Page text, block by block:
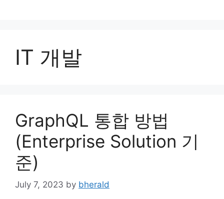
IT 개발
GraphQL 통합 방법
(Enterprise Solution 기
준)
July 7, 2023 by bherald